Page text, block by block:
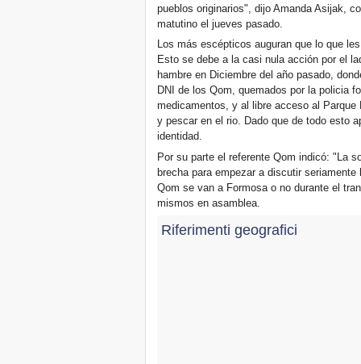
pueblos originarios", dijo Amanda Asijak,
matutino el jueves pasado.
Los más escépticos auguran que lo que
Esto se debe a la casi nula acción por el
hambre en Diciembre del año pasado,
DNI de los Qom, quemados por la policia
medicamentos, y al libre acceso al
y pescar en el rio. Dado que de todo esto
identidad.
Por su parte el referente Qom indicó: "La
brecha para empezar a discutir
Qom se van a Formosa o no durante el
mismos en asamblea.
Riferimenti geografici